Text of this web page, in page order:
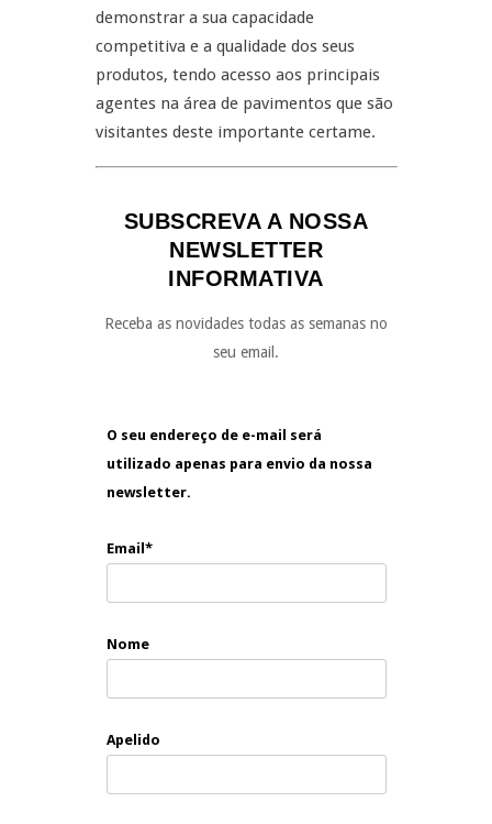
demonstrar a sua capacidade
competitiva e a qualidade dos seus
produtos, tendo acesso aos principais
agentes na área de pavimentos que são
visitantes deste importante certame.
SUBSCREVA A NOSSA
NEWSLETTER
INFORMATIVA
Receba as novidades todas as semanas no
seu email.
O seu endereço de e-mail será
utilizado apenas para envio da nossa
newsletter.
Email*
Nome
Apelido